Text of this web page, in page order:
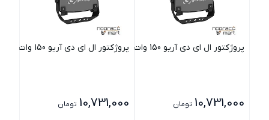
پروژکتور ال ای دی آریو 150 وات 60 درجه i 2 گلنور
10,731,000 تومان
پروژکتور ال ای دی آریو 150 وات 90 درجه i 2 گلنور
10,731,000 تومان